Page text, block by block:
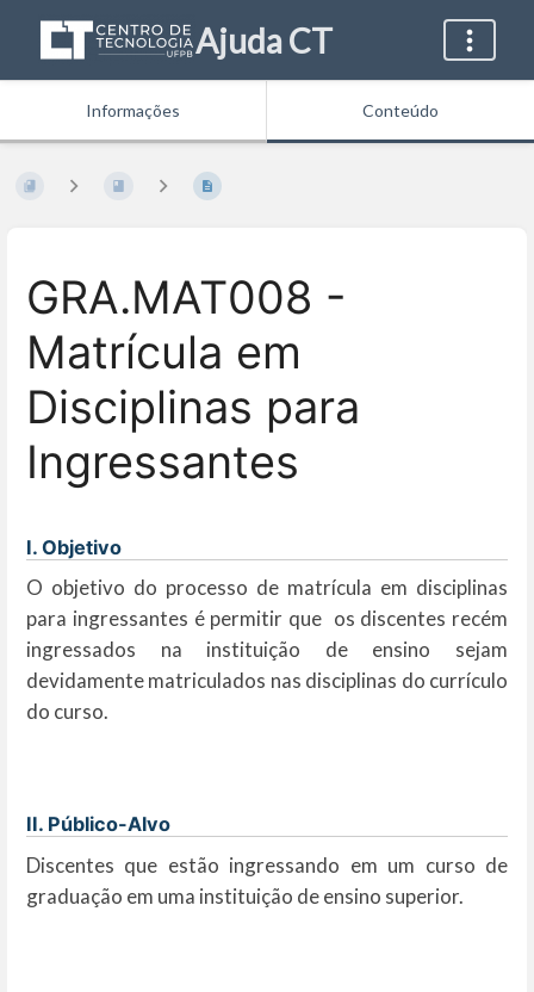
Ajuda CT
Informações Conteúdo
GRA.MAT008 -
Matrícula em
Disciplinas para
Ingressantes
I. Objetivo
O objetivo do processo de matrícula em disciplinas
para ingressantes é permitir que os discentes recém
ingressados na instituição de ensino sejam
devidamente matriculados nas disciplinas do currículo
do curso.
II. Público-Alvo
Discentes que estão ingressando em um curso de
graduação em uma instituição de ensino superior.